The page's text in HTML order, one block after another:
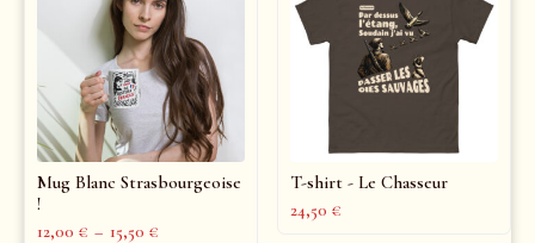
Mug Blanc Strasbourgeoise
!
12,00 € – 15,50 €
T-shirt - Le Chasseur
24,50 €